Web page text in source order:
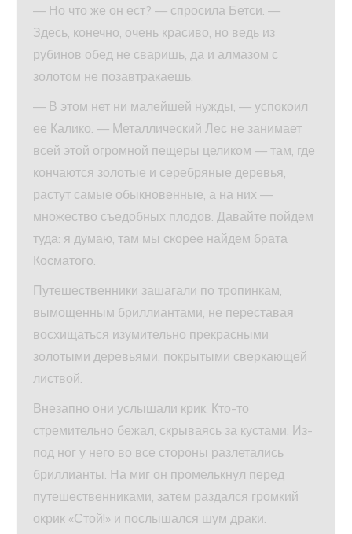
— Но что же он ест? — спросила Бетси. —
Здесь, конечно, очень красиво, но ведь из
рубинов обед не сваришь, да и алмазом с
золотом не позавтракаешь.
— В этом нет ни малейшей нужды, — успокоил
ее Калико. — Металлический Лес не занимает
всей этой огромной пещеры целиком — там, где
кончаются золотые и серебряные деревья,
растут самые обыкновенные, а на них —
множество съедобных плодов. Давайте пойдем
туда: я думаю, там мы скорее найдем брата
Косматого.
Путешественники зашагали по тропинкам,
вымощенным бриллиантами, не переставая
восхищаться изумительно прекрасными
золотыми деревьями, покрытыми сверкающей
листвой.
Внезапно они услышали крик. Кто-то
стремительно бежал, скрываясь за кустами. Из-
под ног у него во все стороны разлетались
бриллианты. На миг он промелькнул перед
путешественниками, затем раздался громкий
окрик «Стой!» и послышался шум драки.